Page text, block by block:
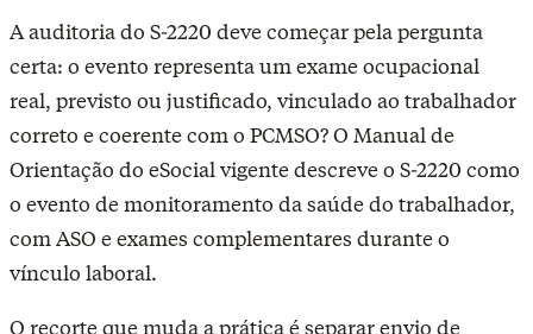
A auditoria do S-2220 deve começar pela pergunta
certa: o evento representa um exame ocupacional
real, previsto ou justificado, vinculado ao trabalhador
correto e coerente com o PCMSO? O Manual de
Orientação do eSocial vigente descreve o S-2220 como
o evento de monitoramento da saúde do trabalhador,
com ASO e exames complementares durante o
vínculo laboral.
O recorte que muda a prática é separar envio de